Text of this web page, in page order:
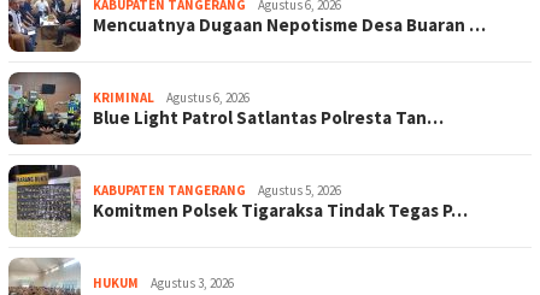
KABUPATEN TANGERANG Agustus 6, 2026
Mencuatnya Dugaan Nepotisme Desa Buaran …
KRIMINAL Agustus 6, 2026
Blue Light Patrol Satlantas Polresta Tan…
KABUPATEN TANGERANG Agustus 5, 2026
Komitmen Polsek Tigaraksa Tindak Tegas P…
HUKUM Agustus 3, 2026